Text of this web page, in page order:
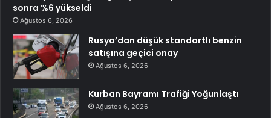
sonra %6 yükseldi
Ağustos 6, 2026
Rusya’dan düşük standartlı benzin
satışına geçici onay
Ağustos 6, 2026
Kurban Bayramı Trafiği Yoğunlaştı
Ağustos 6, 2026